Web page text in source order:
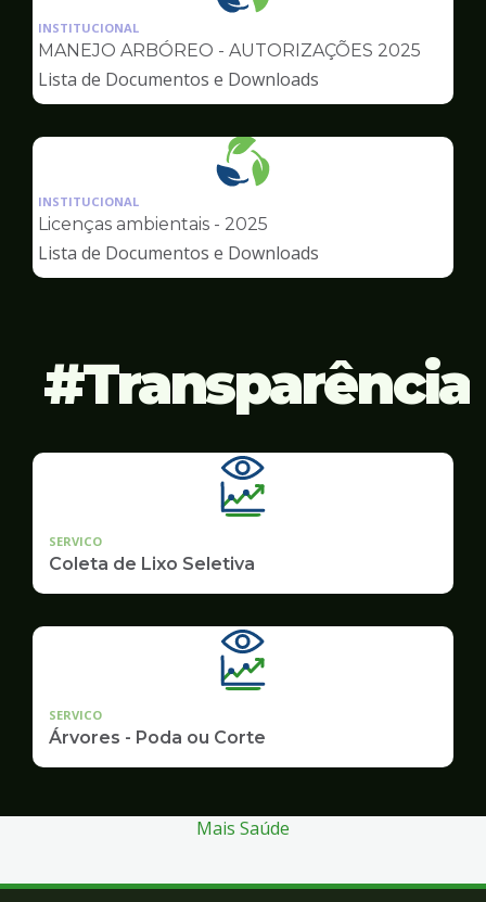
pagina
Meio
INSTITUCIONAL
MANEJO ARBÓREO - AUTORIZAÇÕES 2025
Lista de Documentos e Downloads
Ilustração
pagina
Meio
INSTITUCIONAL
Licenças ambientais - 2025
Lista de Documentos e Downloads
Transparência
SERVICO
Coleta de Lixo Seletiva
SERVICO
Árvores - Poda ou Corte
Mais Saúde